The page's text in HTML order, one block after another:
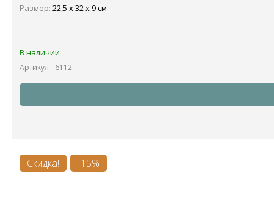
Размер: 22,5 х 32 х 9 см
В наличии
Артикул - 6112
Скидка! -15%